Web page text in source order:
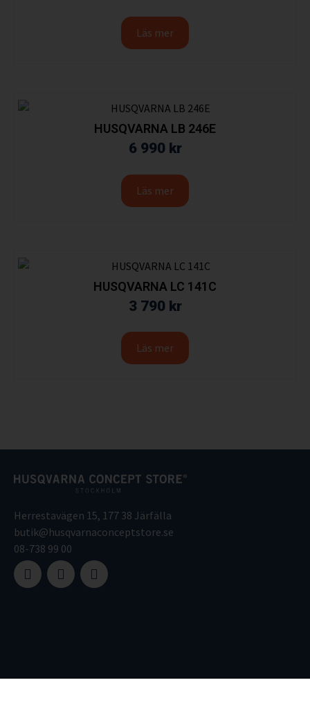
Läs mer
HUSQVARNA LB 246E
6 990 kr
Läs mer
HUSQVARNA LC 141C
3 790 kr
Läs mer
Herrestavägen 15, 177 38 Järfälla
butik@husqvarnaconceptstore.se
08-738 99 00